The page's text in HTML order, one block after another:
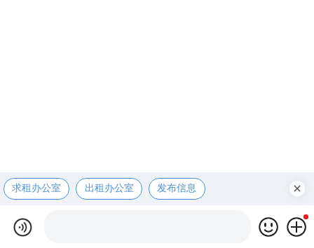
求租办公室 出租办公室 发布信息